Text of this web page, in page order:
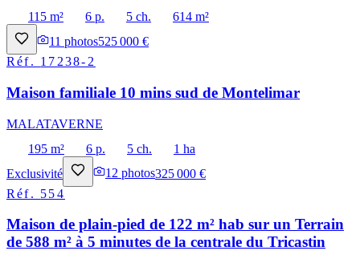
115 m²
6 p. 5 ch.
614 m²
11 photos525 000 €
Réf. 17238-2
Maison familiale 10 mins sud de Montelimar
MALATAVERNE
195 m²
6 p. 5 ch.
1 ha
Exclusivité
12 photos325 000 €
Réf. 554
Maison de plain-pied de 122 m² hab sur un Terrain
de 588 m² à 5 minutes de la centrale du Tricastin